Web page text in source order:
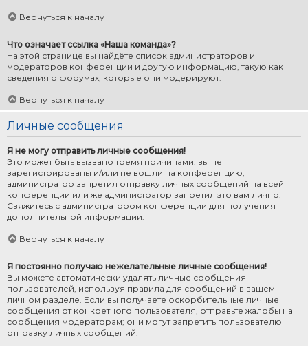
Вернуться к началу
Что означает ссылка «Наша команда»?
На этой странице вы найдёте список администраторов и
модераторов конференции и другую информацию, такую как
сведения о форумах, которые они модерируют.
Вернуться к началу
Личные сообщения
Я не могу отправить личные сообщения!
Это может быть вызвано тремя причинами: вы не
зарегистрированы и/или не вошли на конференцию,
администратор запретил отправку личных сообщений на всей
конференции или же администратор запретил это вам лично.
Свяжитесь с администратором конференции для получения
дополнительной информации.
Вернуться к началу
Я постоянно получаю нежелательные личные сообщения!
Вы можете автоматически удалять личные сообщения
пользователей, используя правила для сообщений в вашем
личном разделе. Если вы получаете оскорбительные личные
сообщения от конкретного пользователя, отправьте жалобы на
сообщения модераторам; они могут запретить пользователю
отправку личных сообщений.